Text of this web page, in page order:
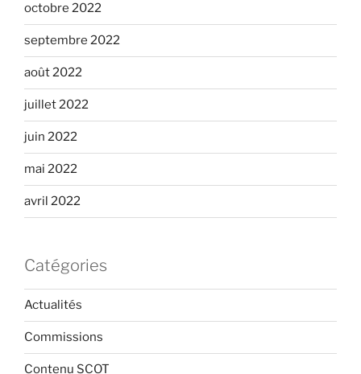
octobre 2022
septembre 2022
août 2022
juillet 2022
juin 2022
mai 2022
avril 2022
Catégories
Actualités
Commissions
Contenu SCOT